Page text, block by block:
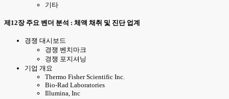
기타
제12장 주요 벤더 분석 : 체액 채취 및 진단 업계
경쟁 대시보드
경쟁 벤치마크
경쟁 포지셔닝
기업 개요
Thermo Fisher Scientific Inc.
Bio-Rad Laboratories
Illumina, Inc